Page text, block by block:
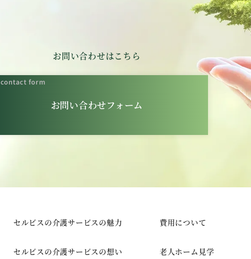
お問い合わせはこちら
contact form
お問い合わせフォーム
セルビスの介護サービスの魅力
セルビスの介護サービスの想い
費用について
老人ホーム見学